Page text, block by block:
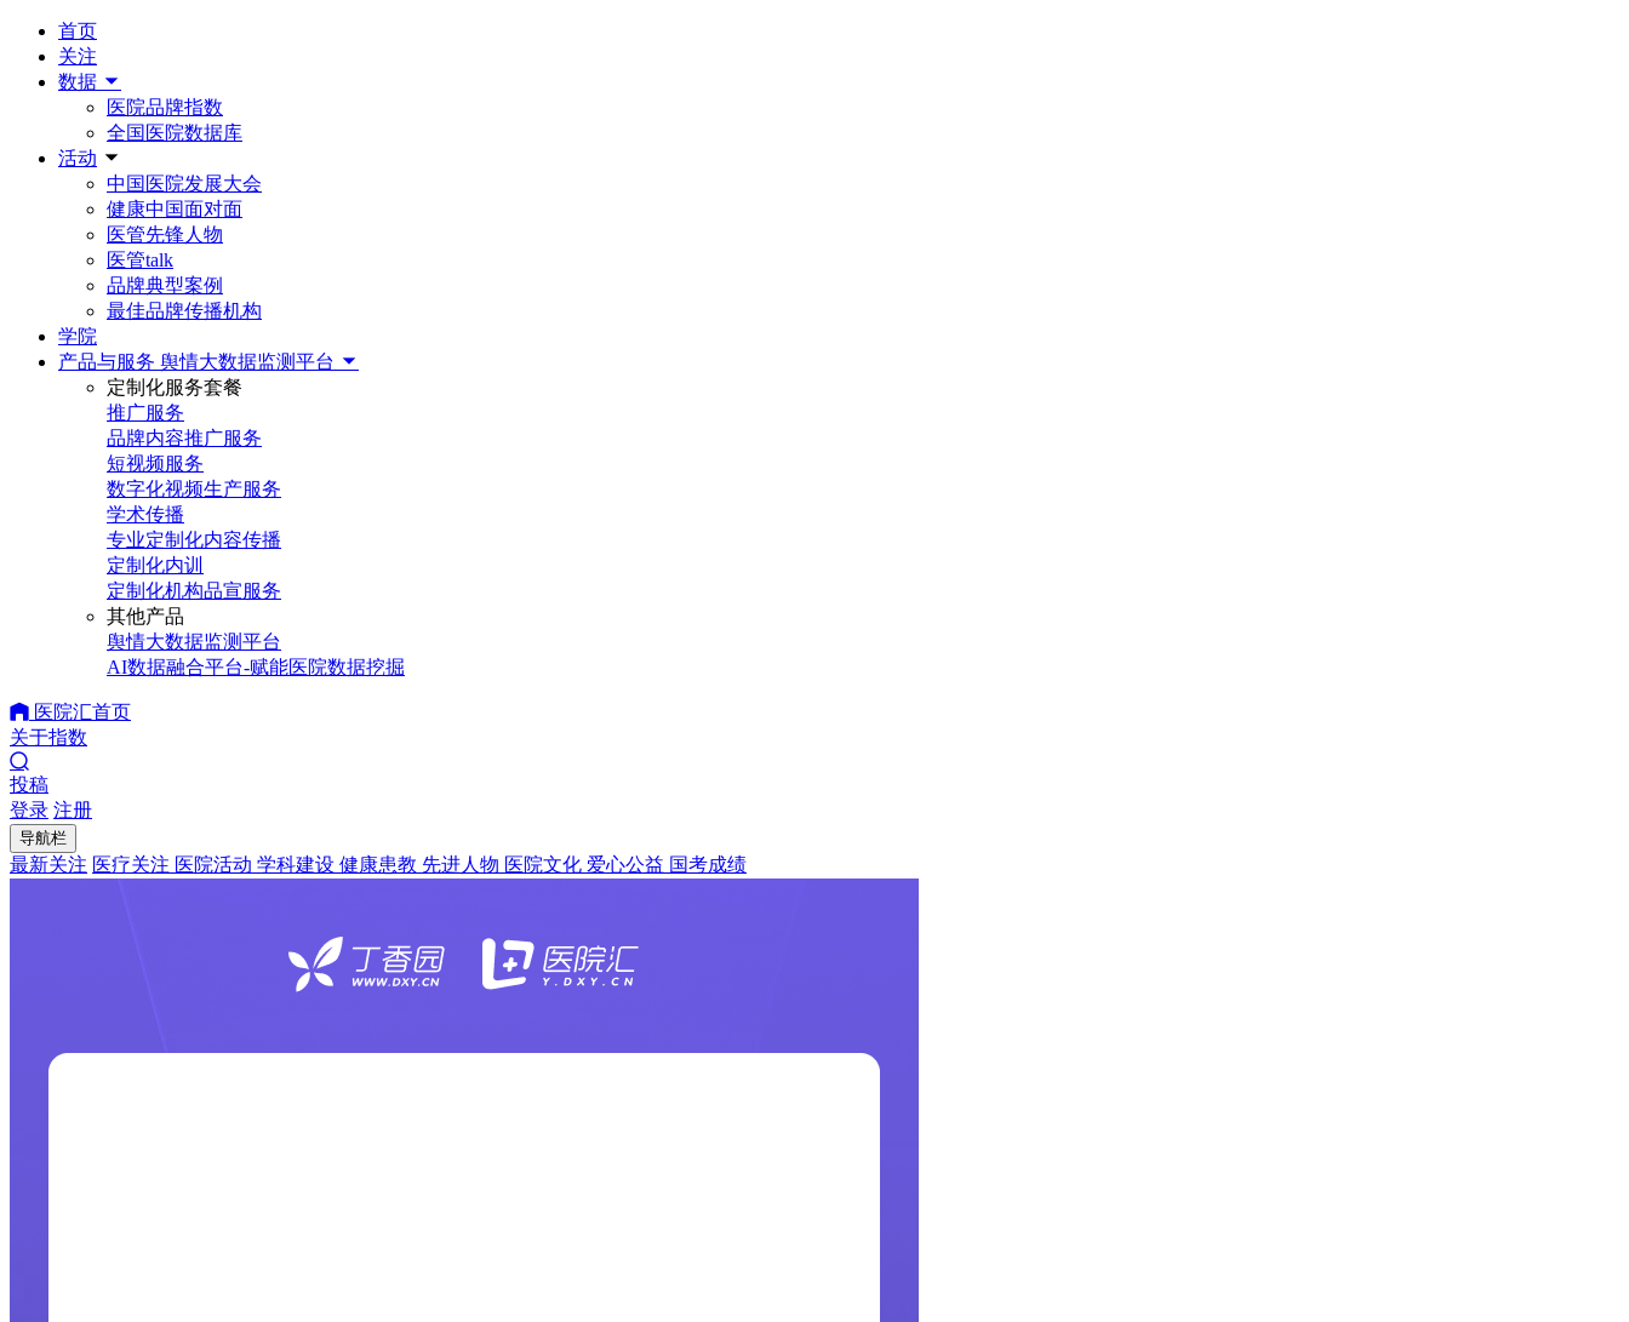
首页
关注
数据
医院品牌指数
全国医院数据库
活动
中国医院发展大会
健康中国面对面
医管先锋人物
医管talk
品牌典型案例
最佳品牌传播机构
学院
产品与服务 舆情大数据监测平台
定制化服务套餐
推广服务
品牌内容推广服务
短视频服务
数字化视频生产服务
学术传播
专业定制化内容传播
定制化内训
定制化机构品宣服务
其他产品
舆情大数据监测平台
AI数据融合平台-赋能医院数据挖掘
医院汇首页
关于指数
投稿
登录 注册
导航栏
最新关注 医疗关注 医院活动 学科建设 健康患教 先进人物 医院文化 爱心公益 国考成绩